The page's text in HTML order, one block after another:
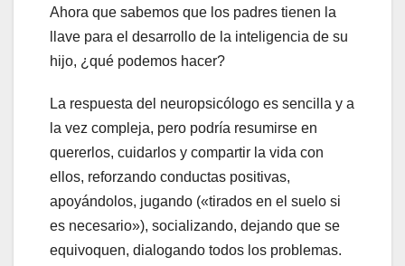
Ahora que sabemos que los padres tienen la
llave para el desarrollo de la inteligencia de su
hijo, ¿qué podemos hacer?
La respuesta del neuropsicólogo es sencilla y a
la vez compleja, pero podría resumirse en
quererlos, cuidarlos y compartir la vida con
ellos, reforzando conductas positivas,
apoyándolos, jugando («tirados en el suelo si
es necesario»), socializando, dejando que se
equivoquen, dialogando todos los problemas.